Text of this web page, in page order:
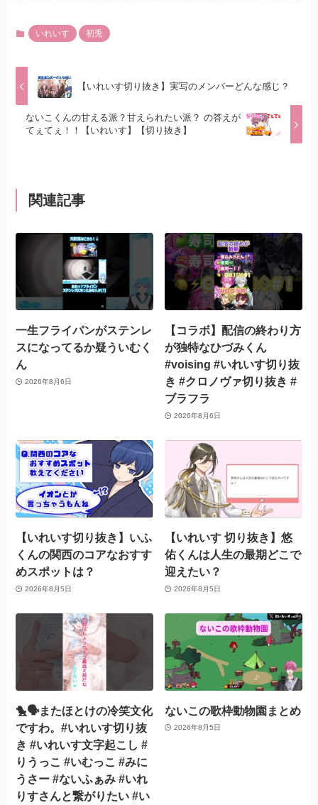
いれいす 初兎
【いれいす切り抜き】実写のメンバーどんな感じ？
ないこくんの甘える派？甘えられたい派？ の答えが
てぇてぇ！！【いれいす】【切り抜き】
関連記事
一生フライパンがステンレ
スになってるか疑ういむく
ん
2026年8月6日
【コラボ】配信の終わり方
が独特なひづみくん
#voising #いれいす切り抜
き #クロノヴァ切り抜き #
ブラフラ
2026年8月6日
【いれいす切り抜き】いふ
くんの関西のコアなおすす
めスポットは？
2026年8月5日
【いれいす 切り抜き】悠
佑くんは人生の最期どこで
迎えたい？
2026年8月5日
🐤🗣️またほとけの冷笑文化
ですわ。#いれいす切り抜
き #いれいす文字起こし #
りうっこ #いむっこ #みに
うさー #ないふぁみ #いれ
りすさんと繋がりたい #い
ないこの歌枠動物園まとめ
2026年8月5日